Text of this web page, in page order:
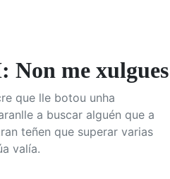
Non me xulgues
que lle botou unha
a buscar alguén que a
teñen que superar varias
valía.